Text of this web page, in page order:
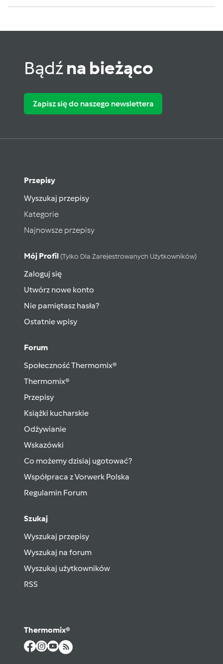
Bądźna bieżąco
Zapisz się do naszego newslettera
Przepisy
Wyszukaj przepisy
Kategorie
Najnowsze przepisy
Mój Profil (tylko Dla Zarejestrowanych Użytkowników)
Zaloguj się
Utwórz nowe konto
Nie pamiętasz hasła?
Ostatnie wpisy
Forum
Społeczność Thermomix®
Thermomix®
Przepisy
Książki kucharskie
Odżywianie
Wskazówki
Co możemy dzisiaj ugotować?
Współpraca z Vorwerk Polska
Regulamin Forum
Szukaj
Wyszukaj przepisy
Wyszukaj na forum
Wyszukaj użytkowników
RSS
Thermomix®